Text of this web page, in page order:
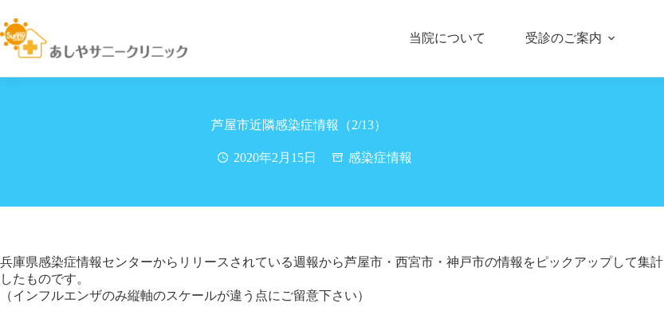
ン
テ
ツ
当院について 受診のご案内
芦屋市近隣感染症情報（2/13）
2020年2月15日 感染症情報
兵庫県感染症情報センターからリリースされている週報から芦屋市・西宮市・神戸市の情報をピックアップして集計
したものです。
（インフルエンザのみ縦軸のスケールが違う点にご留意下さい）